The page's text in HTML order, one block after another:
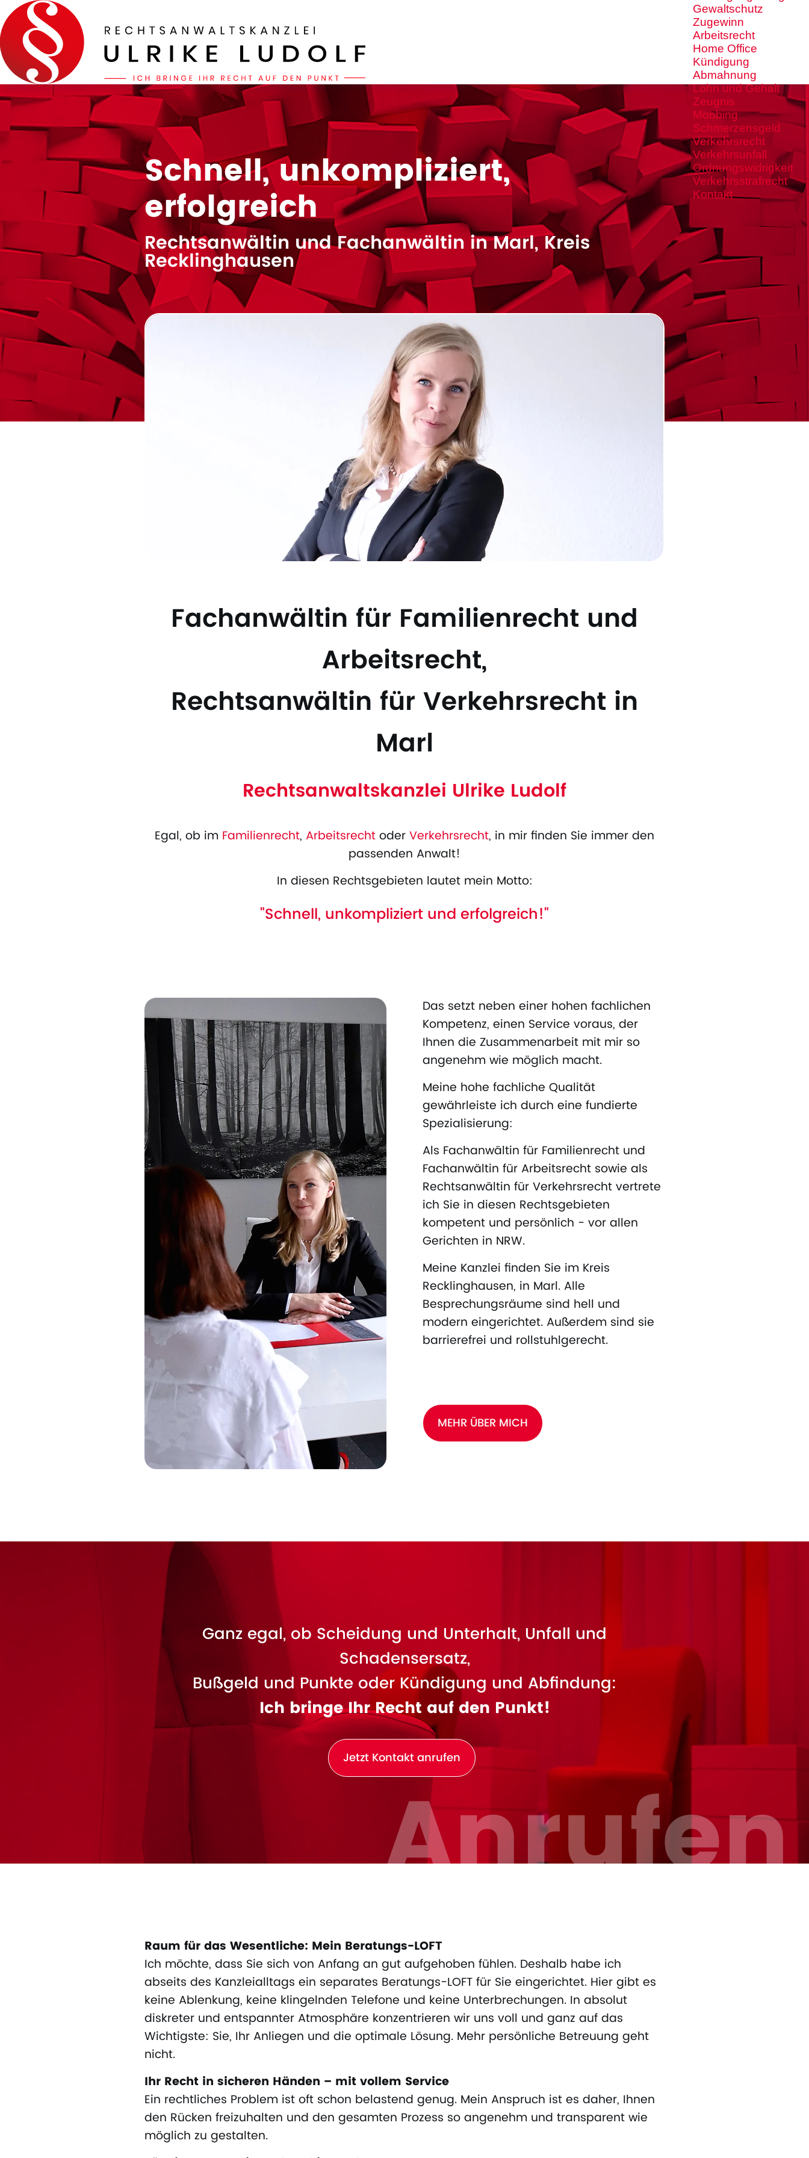
Gewaltschutz
Zugewinn
Arbeitsrecht
Home Office
Kündigung
Abmahnung
Lohn und Gehalt
Zeugnis
Mobbing
Schmerzensgeld
Verkehrsrecht
Verkehrsunfall
Ordnungswidrigkeit
Verkehrsstrafrecht
Kontakt
Schnell, unkompliziert,
erfolgreich
Rechtsanwältin und Fachanwältin in Marl, Kreis
Recklinghausen
Fachanwältin für Familienrecht und
Arbeitsrecht,
Rechtsanwältin für Verkehrsrecht in
Marl
Rechtsanwaltskanzlei Ulrike Ludolf
Egal, ob im Familienrecht, ArbeitsrechtoderVerkehrsrecht, in mir finden Sie immer den
passenden Anwalt!
In diesen Rechtsgebieten lautet mein Motto:
"Schnell, unkompliziert und erfolgreich!"
Das setzt neben einer hohen fachlichen
Kompetenz, einen Service voraus, der
Ihnen die Zusammenarbeit mit mir so
angenehm wie möglich macht.
Meine hohe fachliche Qualität
gewährleiste ich durch eine fundierte
Spezialisierung:
Als Fachanwältin für Familienrecht und
Fachanwältin für Arbeitsrecht sowie als
Rechtsanwältin für Verkehrsrecht vertrete
ich Sie in diesen Rechtsgebieten
kompetent und persönlich - vor allen
Gerichten in NRW.
Meine Kanzlei finden Sie im Kreis
Recklinghausen, in Marl. Alle
Besprechungsräume sind hell und
modern eingerichtet. Außerdem sind sie
barrierefrei und rollstuhlgerecht.
MEHR ÜBER MICH
Ganz egal, ob Scheidung und Unterhalt, Unfall und
Schadensersatz,
Bußgeld und Punkte oder Kündigung und Abfindung:
Ich bringe Ihr Recht auf den Punkt!
Jetzt Kontakt anrufen
Anrufen
Raum für das Wesentliche: Mein Beratungs-LOFT
Ich möchte, dass Sie sich von Anfang an gut aufgehoben fühlen. Deshalb habe ich
abseits des Kanzleialltags ein separates Beratungs-LOFT für Sie eingerichtet. Hier gibt es
keine Ablenkung, keine klingelnden Telefone und keine Unterbrechungen. In absolut
diskreter und entspannter Atmosphäre konzentrieren wir uns voll und ganz auf das
Wichtigste: Sie, Ihr Anliegen und die optimale Lösung. Mehr persönliche Betreuung geht
nicht.
Ihr Recht in sicheren Händen – mit vollem Service
Ein rechtliches Problem ist oft schon belastend genug. Mein Anspruch ist es daher, Ihnen
den Rücken freizuhalten und den gesamten Prozess so angenehm und transparent wie
möglich zu gestalten.